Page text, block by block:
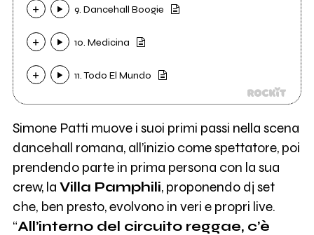
9. Dancehall Boogie
10. Medicina
11. Todo El Mundo
Simone Patti muove i suoi primi passi nella scena
dancehall romana, all’inizio come spettatore, poi
prendendo parte in prima persona con la sua
crew, la Villa Pamphili, proponendo dj set
che, ben presto, evolvono in veri e propri live.
“All’interno del circuito reggae, c’è